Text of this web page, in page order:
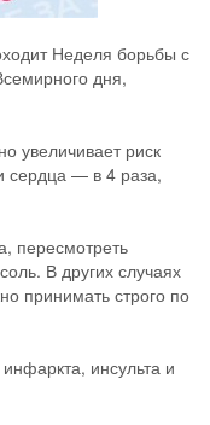
Неделя борьбы с
дня,
увеличивает риск
сердца — в 4 раза,
пересмотреть
В других случаях
принимать строго по
инсульта и